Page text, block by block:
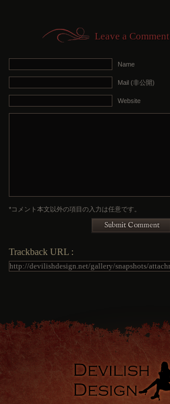
Leave a Comment
Name
Mail (非公開)
Website
*コメント本文以外の項目の入力は任意です。
Submit Comment
Trackback URL :